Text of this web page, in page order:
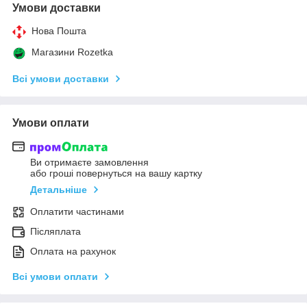
Умови доставки
Нова Пошта
Магазини Rozetka
Всі умови доставки
Умови оплати
Ви отримаєте замовлення
або гроші повернуться на вашу картку
Детальніше
Оплатити частинами
Післяплата
Оплата на рахунок
Всі умови оплати